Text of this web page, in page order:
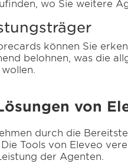
wo Sie weitere
können Sie
belohnen, was die
von
durch die
. Die Tools von Eleveo
der Agenten.